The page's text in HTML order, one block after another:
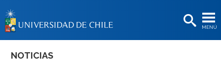
MENÚ
BIBLIOTECAS
NOTICIAS